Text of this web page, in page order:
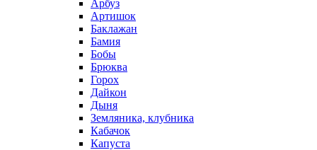
Арбуз
Артишок
Баклажан
Бамия
Бобы
Брюква
Горох
Дайкон
Дыня
Земляника, клубника
Кабачок
Капуста